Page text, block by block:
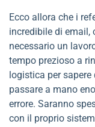
Ecco allora che i
incredibile di email,
necessario un
tempo prezioso a
logistica per
passare a mano
errore. Saranno
con il proprio